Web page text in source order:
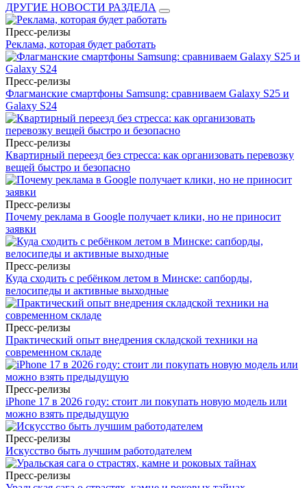
ДРУГИЕ НОВОСТИ РАЗДЕЛА
Пресс-релизы
Реклама, которая будет работать
Пресс-релизы
Флагманские смартфоны Samsung: сравниваем Galaxy S25 и
Galaxy S24
Пресс-релизы
Квартирный переезд без стресса: как организовать перевозку
вещей быстро и безопасно
Пресс-релизы
Почему реклама в Google получает клики, но не приносит
заявки
Пресс-релизы
Куда сходить с ребёнком летом в Минске: сапборды,
велосипеды и активные выходные
Пресс-релизы
Практический опыт внедрения складской техники на
современном складе
Пресс-релизы
iPhone 17 в 2026 году: стоит ли покупать новую модель или
можно взять предыдущую
Пресс-релизы
Искусство быть лучшим работодателем
Пресс-релизы